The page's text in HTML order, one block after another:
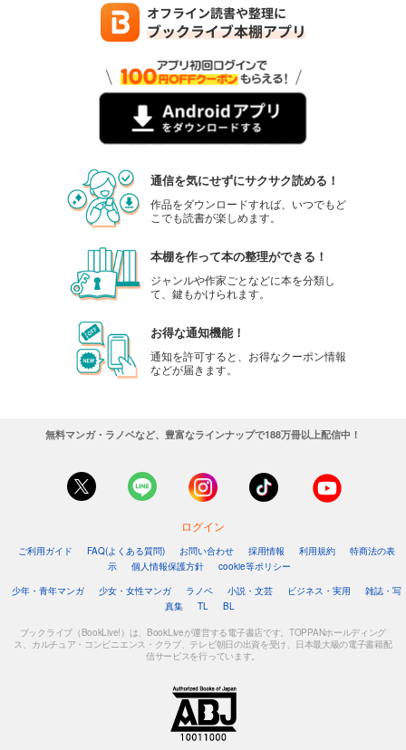
通信を気にせずにサクサク読める！
作品をダウンロードすれば、いつでもど
こでも読書が楽しめます。
本棚を作って本の整理ができる！
ジャンルや作家ごとなどに本を分類し
て、鍵もかけられます。
お得な通知機能！
通知を許可すると、お得なクーポン情報
などが届きます。
無料マンガ・ラノベなど、豊富なラインナップで188万冊以上配信中！
ログイン
ご利用ガイド FAQ(よくある質問) お問い合わせ 採用情報 利用規約
特商法の表
示
個人情報保護方針
cookie等ポリシー
少年・青年マンガ
少女・女性マンガ ラノベ 小説・文芸 ビジネス・実用
雑誌・写
真集
TL BL
ブックライブ（BookLive!）は、BookLiveが運営する電子書店です。TOPPANホールディング
ス、カルチュア・コンビニエンス・クラブ、テレビ朝日の出資を受け、日本最大級の電子書籍配
信サービスを行っています。